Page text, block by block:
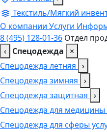
Текстиль/Мягкий
О компании Услуги
8 (495) 128-01-36 Отдел
‹ Спецодежда
×
Спецодежда летняя ›
Спецодежда зимняя ›
Спецодежда защитная ›
Спецодежда для медицины
Спецодежда для сферы